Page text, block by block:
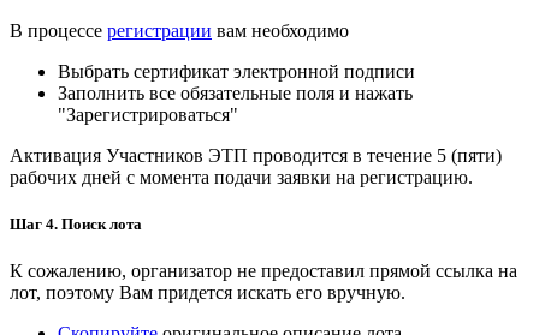
В процессе регистрации вам необходимо
Выбрать сертификат электронной подписи
Заполнить все обязательные поля и нажать
"Зарегистрироваться"
Активация Участников ЭТП проводится в течение 5 (пяти)
рабочих дней с момента подачи заявки на регистрацию.
Шаг 4. Поиск лота
К сожалению, организатор не предоставил прямой ссылка на
лот, поэтому Вам придется искать его вручную.